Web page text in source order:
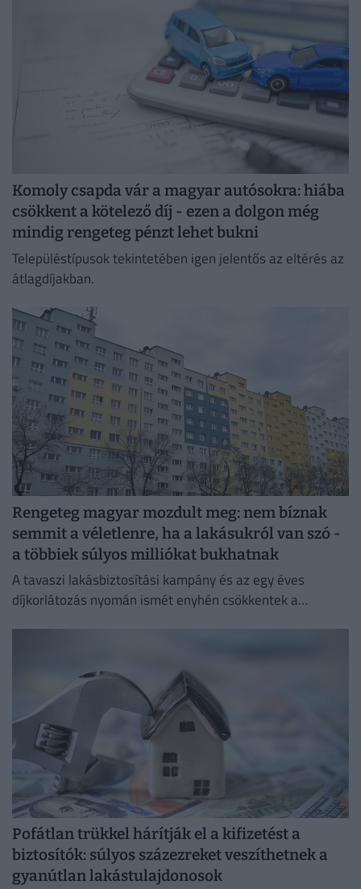
Komoly csapda vár a magyar autósokra: hiába
csökkent a kötelező díj - ezen a dolgon még
mindig rengeteg pénzt lehet bukni
Településtípusok tekintetében igen jelentős az eltérés az
átlagdíjakban.
Rengeteg magyar mozdult meg: nem bíznak
semmit a véletlenre, ha a lakásukról van szó -
a többiek súlyos milliókat bukhatnak
A tavaszi lakásbiztosítási kampány és az egy éves
díjkorlátozás nyomán ismét enyhén csökkentek a
Pofátlan trükkel hárítják el a kifizetést a
biztosítók: súlyos százezreket veszíthetnek a
gyanútlan lakástulajdonosok